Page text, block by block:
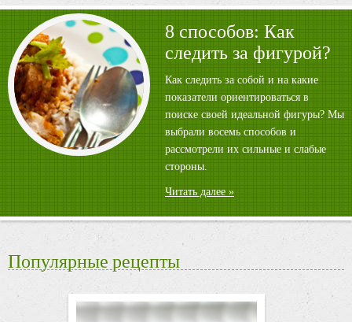
8 способов: Как
следить за фигурой?
Как следить за собой и на какие
показатели ориентироваться в
поиске своей идеальной фигуры? Мы
выбрали восемь способов и
рассмотрели их сильные и слабые
стороны.
Читать далее »
Популярные рецепты